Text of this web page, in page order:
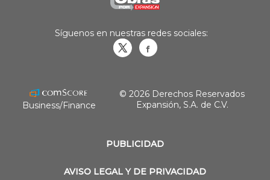
PUBLICIDAD
AVISO LEGAL Y DE PRIVACIDAD
Síguenos en nuestras redes sociales:
Business/Finance
© 2026 Derechos Reservados
Expansión, S.A. de C.V.